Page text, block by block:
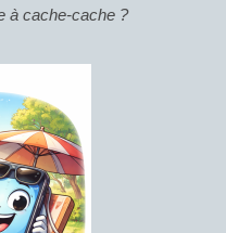
à cache-cache ?